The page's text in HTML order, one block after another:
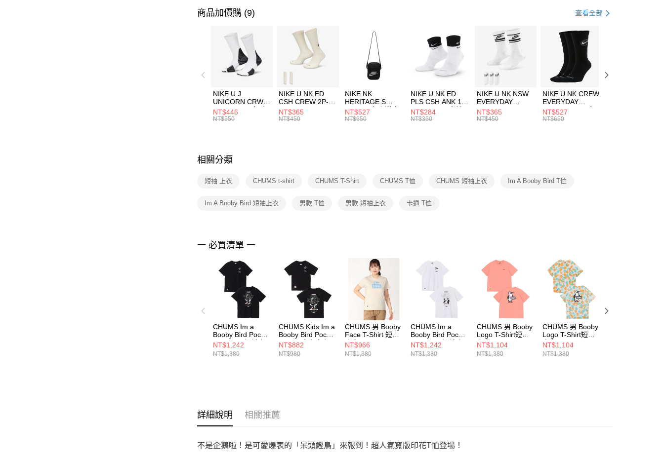
３．安心：先確認商品／服務後，再付款。
【「AFTEE先享後付」結帳流程】
１．於結帳方式選擇「AFTEE先享後付」後，將跳轉至「AFTEE先享後
付」結帳頁面，進行簡訊認證並確認金額後，即可完成結帳。
２．訂單成立數日內，您將收到繳費通知簡訊。
３．收到繳費通知簡訊後14天內，點擊此簡訊中的連結，可透過四大超商
／ATM／網路銀行／等多元方式進行付款，方視為交易完成。
※ 請注意：結帳手續完成當下不需立刻繳費，但若您需要取消訂單，請聯
絡購買商品的店家。未經商家同意取消之訂單仍視為有效，需透過AFTEE
先享後付繳納相關費用。
交易，需依本服務之必要範圍內提供個人資料，並將交易相關給付款項請
２．關於個人資料處理事宜，請瀏覽以下網址：
結果請求用戶進行身份認證。
５．嚴禁一人註冊多個帳號或使用他人資訊註冊。若發現惡意使用之情
形，恩沛科技股份有限公司將有權停止該用戶之使用額度並採取法律行
動。
每筆NT$100，滿NT$1,500(含以上)免運費
每筆NT$100，滿NT$1,500(含以上)免運費
付款後門市自取
每筆NT$100，滿NT$1,500(含以上)免運費
商品加價購 (9) 查看全部
NIKE U J
UNICORN CRW
1PR -160 男女 中
統襪 FZ3393100
NT$446
NT$550
NIKE U NK ED
CSH CREW 2P-
144 EMBRDY 男
女 短統襪
NT$365
NT$450
NIKE NK
HERITAGE S
SMIT 男女 側背包
BA5871010
NT$527
NT$650
NIKE U NK ED
PLS CSH ANK 1P
144 DBL 男 中統
襪 DH4058104
NT$284
NT$350
NIKE U NK NSW
EVERYDAY
ESSENTIAL CR
男女 短統襪
NT$365
NT$450
NIKE U NK CREW
EVERYDAY
BBALL 3PR 男女
長統襪
NT$527
NT$650
相關分類
短袖 上衣 CHUMS t-shirt CHUMS T-Shirt CHUMS T恤 CHUMS 短袖上衣 Im A Booby Bird T恤
Im A Booby Bird 短袖上衣 男款 T恤 男款 短袖上衣 卡通 T恤
一 必買清單 一
CHUMS Im a
Booby Bird Pocket
T-Shirt 男 短袖上
衣 黑色
CH012750K001
NT$1,242
NT$1,380
CHUMS Kids Im a
Booby Bird Pocket
T-Shirt 中大童 短
袖上衣 黑色
CH211447K001
NT$882
NT$980
CHUMS 男 Booby
Face T-Shirt 短袖
上衣
CH012278G075
NT$966
NT$1,380
CHUMS Im a
Booby Bird Pocket
T-Shirt 男 短袖上
衣 白色
CH012750W001
NT$1,242
NT$1,380
CHUMS 男 Booby
Logo T-Shirt短袖
上衣
CH012279R018
NT$1,104
NT$1,380
CHUMS 男 Booby
Logo T-Shirt短袖
上衣
CH012279Z358
NT$1,104
NT$1,380
詳細說明 相關推薦
不是企鵝啦！是可愛爆表的「呆頭鰹鳥」來報到！超人氣寬版印花T恤登場！